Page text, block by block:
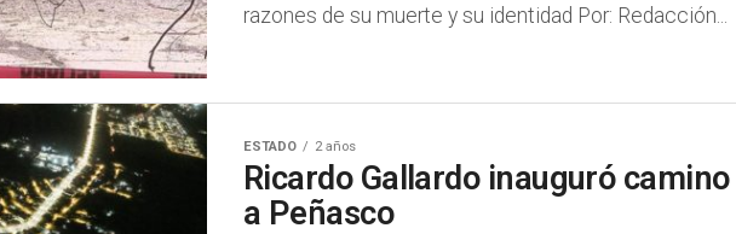
razones de su muerte y su identidad Por: Redacción...
ESTADO 2 años
Ricardo Gallardo inauguró camino
a Peñasco